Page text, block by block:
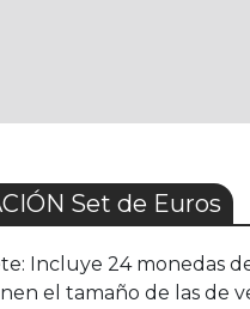
Set de Euros
Incluye 24 monedas
el tamaño de las de